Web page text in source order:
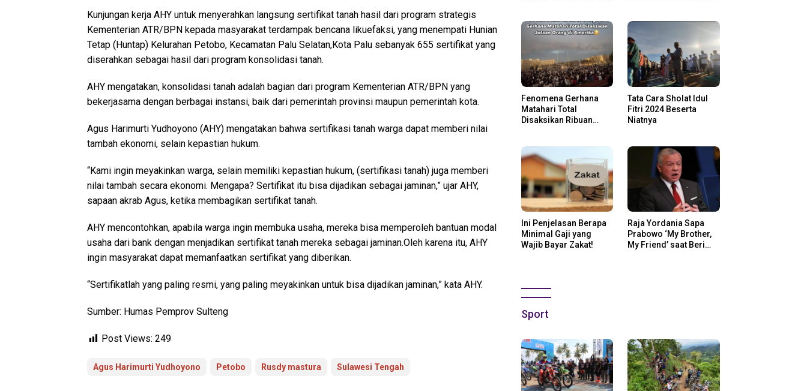
Kunjungan kerja AHY untuk menyerahkan langsung sertifikat tanah hasil dari program strategis
Kementerian ATR/BPN kepada masyarakat terdampak bencana likuefaksi, yang menempati Hunian
Tetap (Huntap) Kelurahan Petobo, Kecamatan Palu Selatan,Kota Palu sebanyak 655 sertifikat yang
diserahkan sebagai hasil dari program konsolidasi tanah.
AHY mengatakan, konsolidasi tanah adalah bagian dari program Kementerian ATR/BPN yang
bekerjasama dengan berbagai instansi, baik dari pemerintah provinsi maupun pemerintah kota.
Agus Harimurti Yudhoyono (AHY) mengatakan bahwa sertifikasi tanah warga dapat memberi nilai
tambah ekonomi, selain kepastian hukum.
“Kami ingin meyakinkan warga, selain memiliki kepastian hukum, (sertifikasi tanah) juga memberi
nilai tambah secara ekonomi. Mengapa? Sertifikat itu bisa dijadikan sebagai jaminan,” ujar AHY,
sapaan akrab Agus, ketika membagikan sertifikat tanah.
AHY mencontohkan, apabila warga ingin membuka usaha, mereka bisa memperoleh bantuan modal
usaha dari bank dengan menjadikan sertifikat tanah mereka sebagai jaminan.Oleh karena itu, AHY
ingin masyarakat dapat memanfaatkan sertifikat yang diberikan.
“Sertifikatlah yang paling resmi, yang paling meyakinkan untuk bisa dijadikan jaminan,” kata AHY.
Sumber: Humas Pemprov Sulteng
Post Views: 249
Agus Harimurti Yudhoyono Petobo Rusdy mastura Sulawesi Tengah
Fenomena Gerhana
Matahari Total
Disaksikan Ribuan
Tata Cara Sholat Idul
Fitri 2024 Beserta
Niatnya
Ini Penjelasan Berapa
Minimal Gaji yang
Wajib Bayar Zakat!
Raja Yordania Sapa
Prabowo ‘My Brother,
My Friend’ saat Beri
Sport